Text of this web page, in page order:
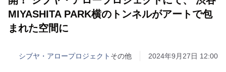
MIYASHITA PARK横のトンネルがアートで包
まれた空間に
シブヤ・アロープロジェクト その他 2024年9月27日 12:00